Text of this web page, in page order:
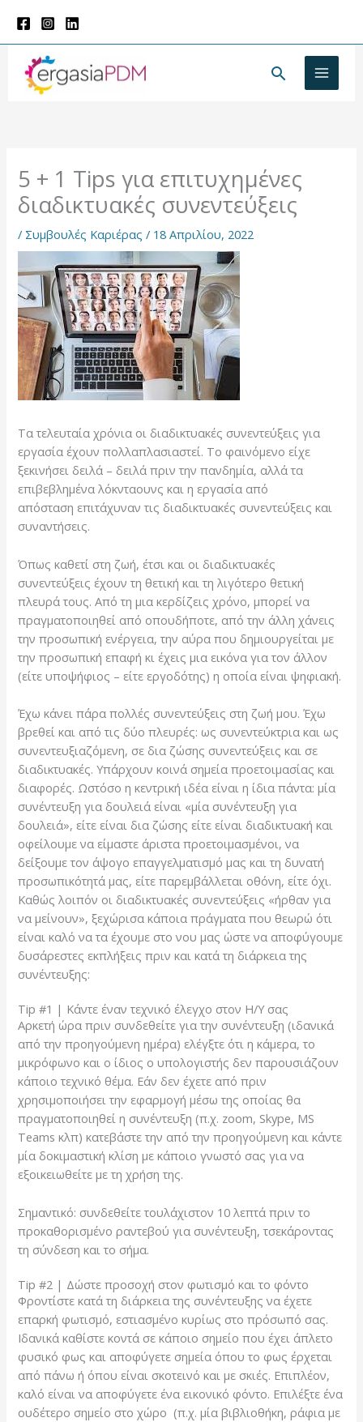
στο
περιεχόμενο
5 + 1 Tips για επιτυχημένες
διαδικτυακές συνεντεύξεις
/ Συμβουλές Καριέρας / 18 Απριλίου, 2022
Τα τελευταία χρόνια οι διαδικτυακές συνεντεύξεις για
εργασία έχουν πολλαπλασιαστεί. Το φαινόμενο είχε
ξεκινήσει δειλά – δειλά πριν την πανδημία, αλλά τα
επιβεβλημένα λόκνταουνς και η εργασία από
απόσταση επιτάχυναν τις διαδικτυακές συνεντεύξεις και
συναντήσεις.
Όπως καθετί στη ζωή, έτσι και οι διαδικτυακές
συνεντεύξεις έχουν τη θετική και τη λιγότερο θετική
πλευρά τους. Από τη μια κερδίζεις χρόνο, μπορεί να
πραγματοποιηθεί από οπουδήποτε, από την άλλη χάνεις
την προσωπική ενέργεια, την αύρα που δημιουργείται με
την προσωπική επαφή κι έχεις μια εικόνα για τον άλλον
(είτε υποψήφιος – είτε εργοδότης) η οποία είναι ψηφιακή.
Έχω κάνει πάρα πολλές συνεντεύξεις στη ζωή μου. Έχω
βρεθεί και από τις δύο πλευρές: ως συνεντεύκτρια και ως
συνεντευξιαζόμενη, σε δια ζώσης συνεντεύξεις και σε
διαδικτυακές. Υπάρχουν κοινά σημεία προετοιμασίας και
διαφορές. Ωστόσο η κεντρική ιδέα είναι η ίδια πάντα: μία
συνέντευξη για δουλειά είναι «μία συνέντευξη για
δουλειά», είτε είναι δια ζώσης είτε είναι διαδικτυακή και
οφείλουμε να είμαστε άριστα προετοιμασμένοι, να
δείξουμε τον άψογο επαγγελματισμό μας και τη δυνατή
προσωπικότητά μας, είτε παρεμβάλλεται οθόνη, είτε όχι.
Καθώς λοιπόν οι διαδικτυακές συνεντεύξεις «ήρθαν για
να μείνουν», ξεχώρισα κάποια πράγματα που θεωρώ ότι
είναι καλό να τα έχουμε στο νου μας ώστε να αποφύγουμε
δυσάρεστες εκπλήξεις πριν και κατά τη διάρκεια της
συνέντευξης:
Tip #1 | Κάντε έναν τεχνικό έλεγχο στον Η/Υ σας
Αρκετή ώρα πριν συνδεθείτε για την συνέντευξη (ιδανικά
από την προηγούμενη ημέρα) ελέγξτε ότι η κάμερα, το
μικρόφωνο και ο ίδιος ο υπολογιστής δεν παρουσιάζουν
κάποιο τεχνικό θέμα. Εάν δεν έχετε από πριν
χρησιμοποιήσει την εφαρμογή μέσω της οποίας θα
πραγματοποιηθεί η συνέντευξη (π.χ. zoom, Skype, MS
Teams κλπ) κατεβάστε την από την προηγούμενη και κάντε
μία δοκιμαστική κλίση με κάποιο γνωστό σας για να
εξοικειωθείτε με τη χρήση της.
Σημαντικό: συνδεθείτε τουλάχιστον 10 λεπτά πριν το
προκαθορισμένο ραντεβού για συνέντευξη, τσεκάροντας
τη σύνδεση και το σήμα.
Tip #2 | Δώστε προσοχή στον φωτισμό και το φόντο
Φροντίστε κατά τη διάρκεια της συνέντευξης να έχετε
επαρκή φωτισμό, εστιασμένο κυρίως στο πρόσωπό σας.
Ιδανικά καθίστε κοντά σε κάποιο σημείο που έχει άπλετο
φυσικό φως και αποφύγετε σημεία όπου το φως έρχεται
από πάνω ή όπου είναι σκοτεινό και με σκιές. Επιπλέον,
καλό είναι να αποφύγετε ένα εικονικό φόντο. Επιλέξτε ένα
ουδέτερο σημείο στο χώρο (π.χ. μία βιβλιοθήκη, ράφια με